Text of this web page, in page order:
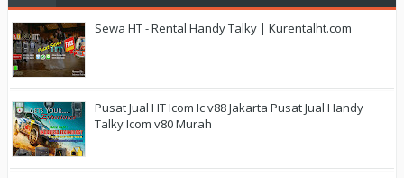
Sewa HT - Rental Handy Talky | Kurentalht.com
Pusat Jual HT Icom Ic v88 Jakarta Pusat Jual Handy
Talky Icom v80 Murah